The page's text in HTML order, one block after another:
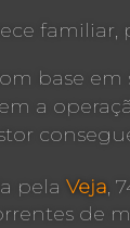
familiar,
base
a
pela Veja,
de